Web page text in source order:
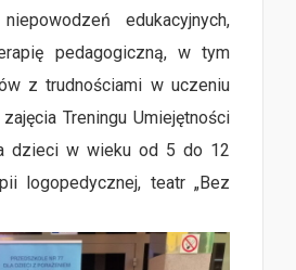
edukacyjnych,
pedagogiczną, w tym
z trudnościami w uczeniu
Treningu Umiejętności
dzieci w wieku od 5 do 12
logopedycznej, teatr „Bez